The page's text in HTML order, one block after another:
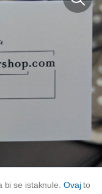
bi se istaknule. Ovajto